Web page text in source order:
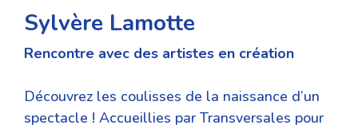
Sylvère Lamotte
Rencontre avec des artistes en création
Découvrez les coulisses de la naissance d’un
spectacle ! Accueillies par Transversales pour